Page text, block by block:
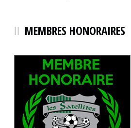
MEMBRES HONORAIRES